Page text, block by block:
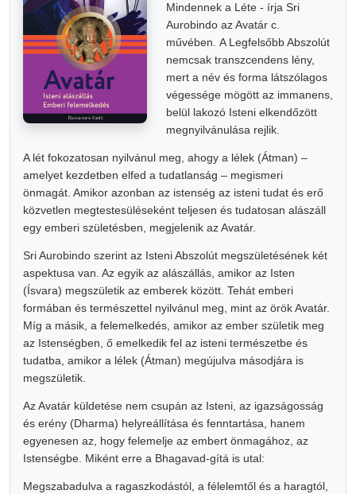
Mindennek a Léte - írja Sri
Aurobindo az Avatár c.
művében. A Legfelsőbb Abszolút
nemcsak transzcendens lény,
mert a név és forma látszólagos
végessége mögött az immanens,
belül lakozó Isteni elkendőzött
megnyilvánulása rejlik.
A lét fokozatosan nyilvánul meg, ahogy a lélek (Átman) –
amelyet kezdetben elfed a tudatlanság – megismeri
önmagát. Amikor azonban az istenség az isteni tudat és erő
közvetlen megtestesüléseként teljesen és tudatosan alászáll
egy emberi születésben, megjelenik az Avatár.
Sri Aurobindo szerint az Isteni Abszolút megszületésének két
aspektusa van. Az egyik az alászállás, amikor az Isten
(Ísvara) megszületik az emberek között. Tehát emberi
formában és természettel nyilvánul meg, mint az örök Avatár.
Míg a másik, a felemelkedés, amikor az ember születik meg
az Istenségben, ő emelkedik fel az isteni természetbe és
tudatba, amikor a lélek (Átman) megújulva másodjára is
megszületik.
Az Avatár küldetése nem csupán az Isteni, az igazságosság
és erény (Dharma) helyreállítása és fenntartása, hanem
egyenesen az, hogy felemelje az embert önmagához, az
Istenségbe. Miként erre a Bhagavad-gítá is utal:
Megszabadulva a ragaszkodástól, a félelemtől és a haragtól,